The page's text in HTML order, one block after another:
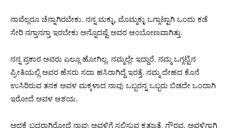
ನಾವೆಲ್ಲರೂ ಚೆನ್ನಾಗಿರಬೇಕು.‌ ನನ್ನ ಮಕ್ಳು, ಮೊಮ್ಮಕ್ಳು ಒಗ್ಗಾಟ್ಟಾಗಿ ಒಂದು ಕಡೆ
ಸೇರಿ ನಗ್ತಾನಗ್ತಾ ಇರಬೇಕು ಅನ್ನೊದಷ್ಟೆ ಅವರ ಆಂಬೋಣವಾಗಿತ್ತು.
ನನ್ನ ಪ್ರಕಾರ ಅವರು ಎಲ್ಲೂ ಹೋಗಿಲ್ಲ. ನಮ್ಮಲ್ಲೇ ಇದ್ದಾರೆ. ನಮ್ಮ ಒಗ್ಗಟ್ಟಿನ
ಪ್ರೀತಿಯಲ್ಲಿ ಅವರ ಹೆಸರು ಸದಾ ಹಸಿರಾಗಿದ್ದೆ ಇರತ್ತೆ. ನಮ್ಮ ದೇಹದ ಕೊನೆ
ಉಸಿರಿರುವ ತನಕ ಅವಳ ಮಕ್ಕಳಾದ ನಾವು ಒಬ್ಬರನ್ನ ಒಬ್ಬರು‌ ಬಿಡದೇ ಒಂದಾಗಿ
ಇರೋದೆ ಅವಳ ಆಶಯ.
ಅದಕ್ಕೆ ಬದ್ದರಾಗಿರೋದೆ ನಾವು ಅವಳಿಗೆ ಸಲ್ಲಿಸುವ ಕೃತಜ್ಞತೆ, ಗೌರವ. ಅವಳಿಗಾಗಿ